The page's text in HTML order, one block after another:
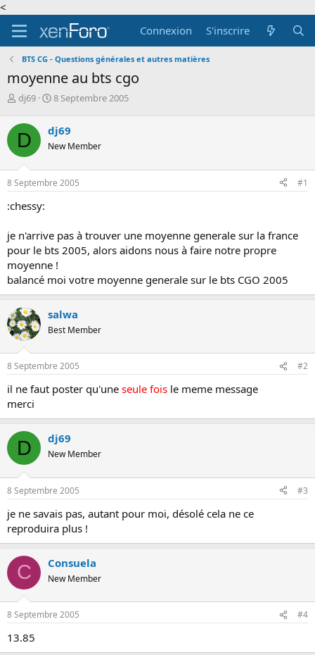
<
Connexion
S'inscrire
BTS CG - Questions générales et autres matières
moyenne au bts cgo
A
t
e
u
r
d
e
a
i
s
c
u
s
i
o
n
dj69
D
e
d
d
é
8 Septembre 2005
D dj69
New Member
8 Septembre 2005 #1
:chessy:
je n'arrive pas à trouver une moyenne generale sur la france
pour le bts 2005, alors aidons nous à faire notre propre
moyenne !
balancé moi votre moyenne generale sur le bts CGO 2005
salwa
Best Member
8 Septembre 2005 #2
il ne faut poster qu'une seule fois le meme message
merci
D dj69
New Member
8 Septembre 2005 #3
je ne savais pas, autant pour moi, désolé cela ne ce
reproduira plus !
C Consuela
New Member
8 Septembre 2005 #4
13.85